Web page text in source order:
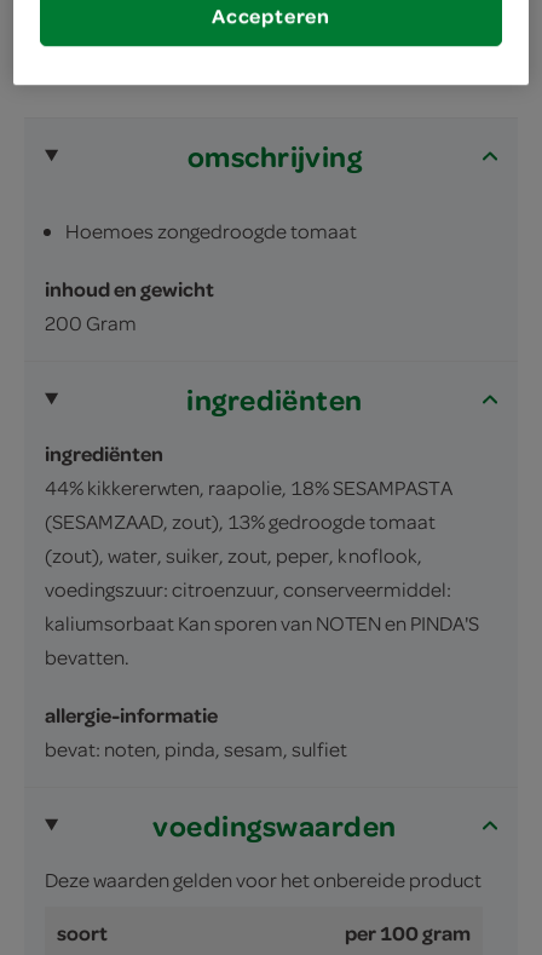
omschrijving
Hoemoes zongedroogde tomaat
inhoud en gewicht
200 Gram
ingrediënten
ingrediënten
44% kikkererwten, raapolie, 18% SESAMPASTA
(SESAMZAAD, zout), 13% gedroogde tomaat
(zout), water, suiker, zout, peper, knoflook,
voedingszuur: citroenzuur, conserveermiddel:
kaliumsorbaat Kan sporen van NOTEN en PINDA'S
bevatten.
allergie-informatie
bevat: noten, pinda, sesam, sulfiet
voedingswaarden
Deze waarden gelden voor het onbereide product
soort per 100 gram
Accepteren